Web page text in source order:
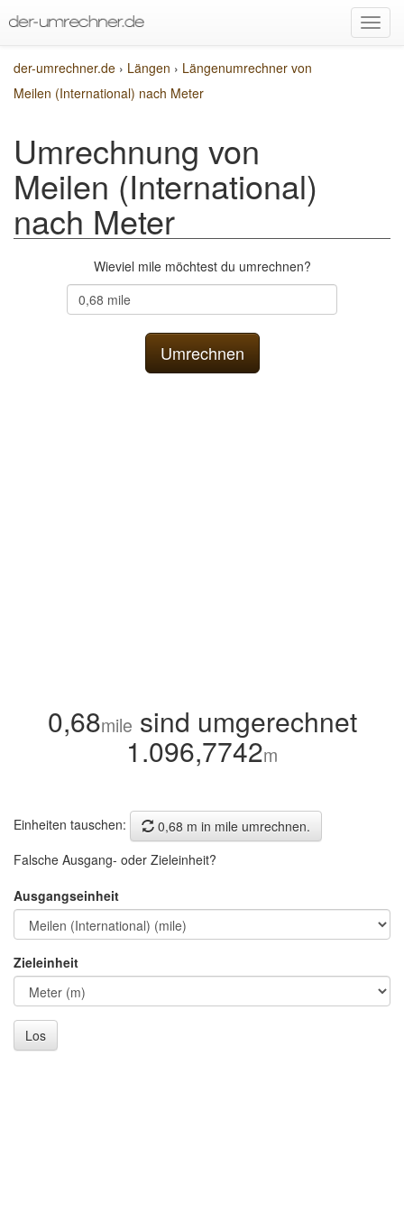
der-umrechner.de › Längen › Längenumrechner von
Meilen (International) nach Meter
Umrechnung von
Meilen (International)
nach Meter
Wieviel mile möchtest du umrechnen?
0,68mile sind umgerechnet
1.096,7742m
Einheiten tauschen:
0,68 m in mile umrechnen.
Falsche Ausgang- oder Zieleinheit?
Ausgangseinheit
Zieleinheit
Los